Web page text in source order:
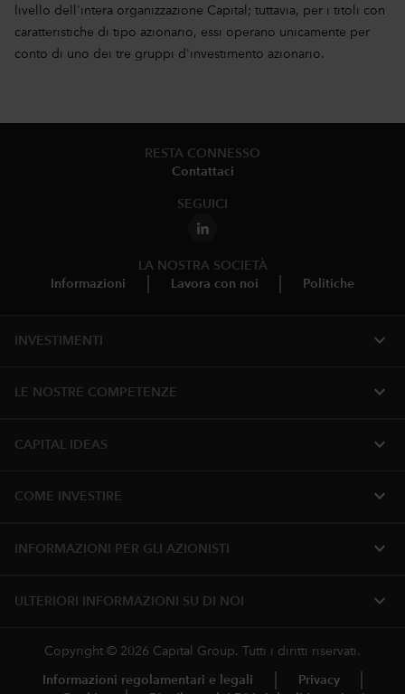
livello dell'intera organizzazione Capital; tuttavia, per i titoli con
caratteristiche di tipo azionario, essi operano unicamente per
conto di uno dei tre gruppi d'investimento azionario.
RESTA CONNESSO
Contattaci
SEGUICI
LA NOSTRA SOCIETÀ
Informazioni
Lavora con noi Politiche
INVESTIMENTI expand_more
LE NOSTRE COMPETENZE expand_more
CAPITAL IDEAS expand_more
COME INVESTIRE expand_more
INFORMAZIONI PER GLI AZIONISTI expand_more
ULTERIORI INFORMAZIONI SU DI NOI expand_more
Copyright © 2026 Capital Group. Tutti i diritti riservati.
Informazioni regolamentari e legali
Privacy